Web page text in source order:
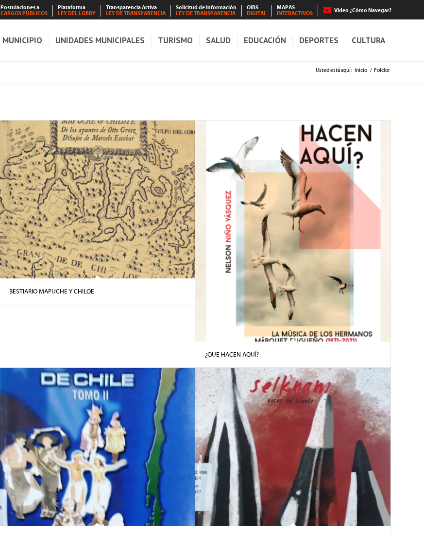
Postulaciones a
CARGOS PÚBLICOS
Plataforma
LEY DEL LOBBY
Transparencia Activa
LEY DE TRANSPARENCIA
Solicitud de Información
LEY DE TRANSPARENCIA
OIRS
DIGITAL
MAPAS
INTERACTIVOS
Video ¿Cómo Navegar?
MUNICIPIO UNIDADES MUNICIPALES TURISMO SALUD EDUCACIÓN DEPORTES CULTURA
Usted está aquí: Inicio / Folclor
BESTIARIO MAPUCHE Y CHILOE
¿QUE HACEN AQUÍ?